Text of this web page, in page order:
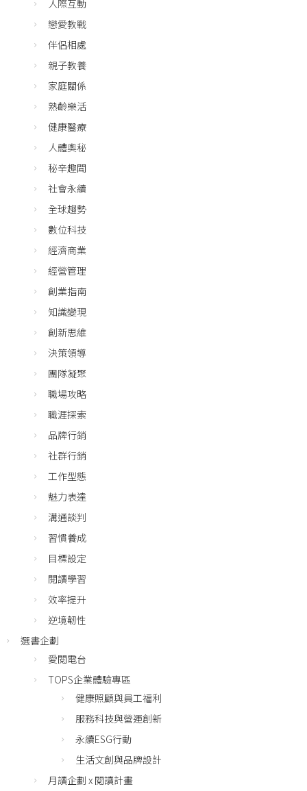
人際互動
戀愛教戰
伴侶相處
親子教養
家庭關係
熟齡樂活
健康醫療
人體奧秘
秘辛趣聞
社會永續
全球趨勢
數位科技
經濟商業
經營管理
創業指南
知識變現
創新思維
決策領導
團隊凝聚
職場攻略
職涯探索
品牌行銷
社群行銷
工作型態
魅力表達
溝通談判
習慣養成
目標設定
閱讀學習
效率提升
逆境韌性
選書企劃
愛閱電台
TOPS企業體驗專區
健康照顧與員工福利
服務科技與營運創新
永續ESG行動
生活文創與品牌設計
月讀企劃 x 閱讀計畫